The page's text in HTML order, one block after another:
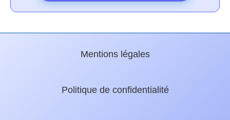
Mentions légales
Politique de confidentialité